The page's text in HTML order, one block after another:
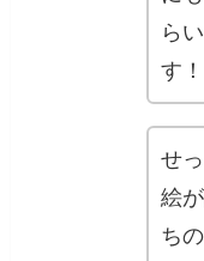
ら
す！
せ
絵
ち